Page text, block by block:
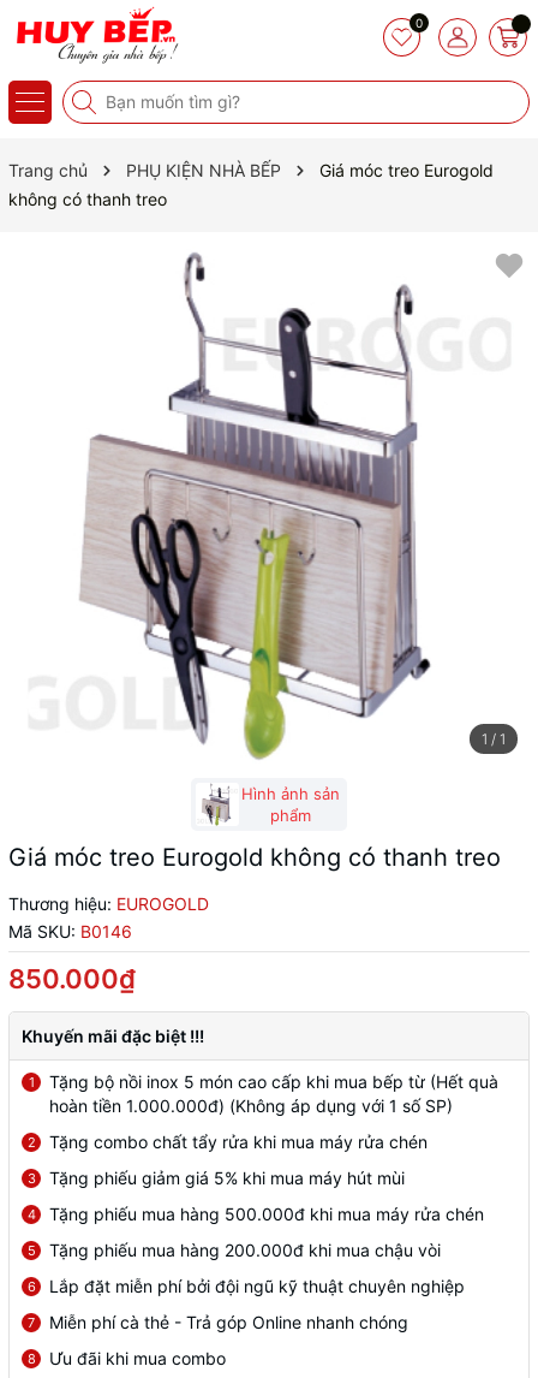
0
Trang chủ PHỤ KIỆN NHÀ BẾP
Giá móc treo Eurogold
không có thanh treo
1 / 1
Hình ảnh sản
phẩm
Giá móc treo Eurogold không có thanh treo
Thương hiệu: EUROGOLD
Mã SKU: B0146
850.000₫
Khuyến mãi đặc biệt !!!
1
Tặng bộ nồi inox 5 món cao cấp khi mua bếp từ (Hết quà
hoàn tiền 1.000.000đ) (Không áp dụng với 1 số SP)
2 Tặng combo chất tẩy rửa khi mua máy rửa chén
3 Tặng phiếu giảm giá 5% khi mua máy hút mùi
4 Tặng phiếu mua hàng 500.000đ khi mua máy rửa chén
5 Tặng phiếu mua hàng 200.000đ khi mua chậu vòi
6 Lắp đặt miễn phí bởi đội ngũ kỹ thuật chuyên nghiệp
7 Miễn phí cà thẻ - Trả góp Online nhanh chóng
8 Ưu đãi khi mua combo